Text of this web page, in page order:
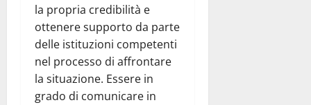
la propria credibilità e
ottenere supporto da parte
delle istituzioni competenti
nel processo di affrontare
la situazione. Essere in
grado di comunicare in